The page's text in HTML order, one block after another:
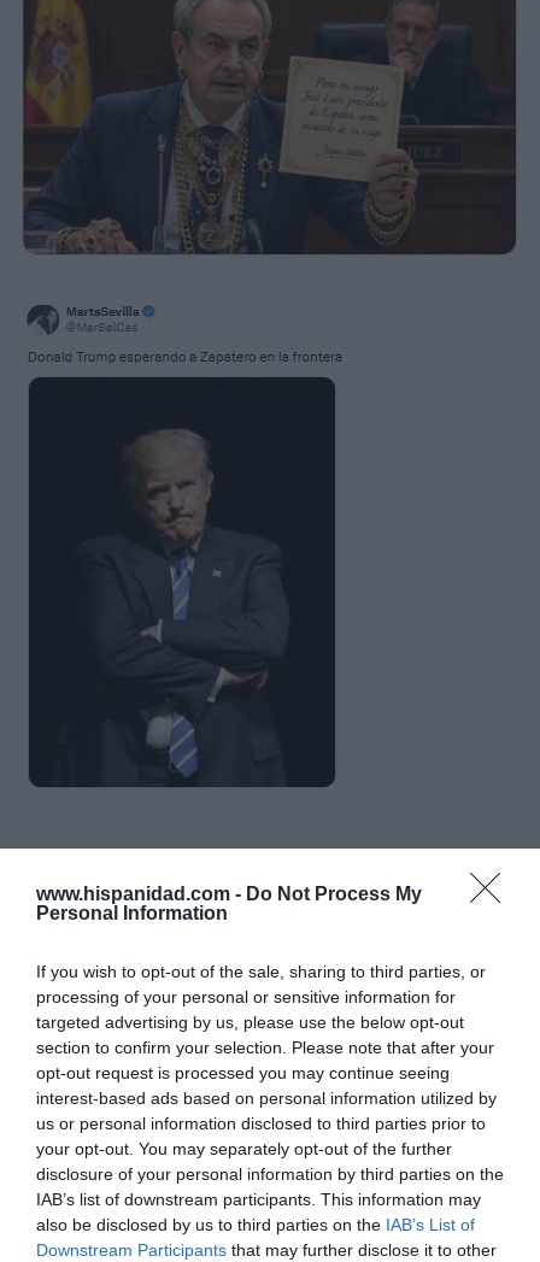
www.hispanidad.com - Do Not Process My
Personal Information
If you wish to opt-out of the sale, sharing to third parties, or
processing of your personal or sensitive information for
targeted advertising by us, please use the below opt-out
section to confirm your selection. Please note that after your
opt-out request is processed you may continue seeing
interest-based ads based on personal information utilized by
us or personal information disclosed to third parties prior to
your opt-out. You may separately opt-out of the further
disclosure of your personal information by third parties on the
IAB’s list of downstream participants. This information may
also be disclosed by us to third parties on the IAB’s List of
Downstream Participants that may further disclose it to other